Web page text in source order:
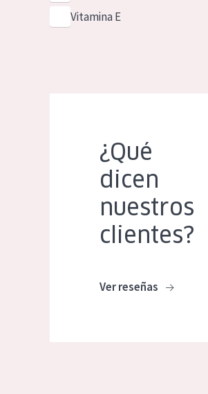
Vitamina E
¿Qué
dicen
nuestros
clientes?
Ver reseñas